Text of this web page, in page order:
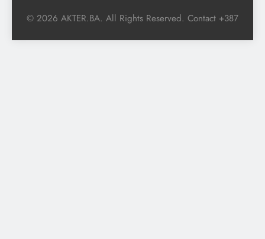
© 2026 AKTER.BA. All Rights Reserved. Contact +387